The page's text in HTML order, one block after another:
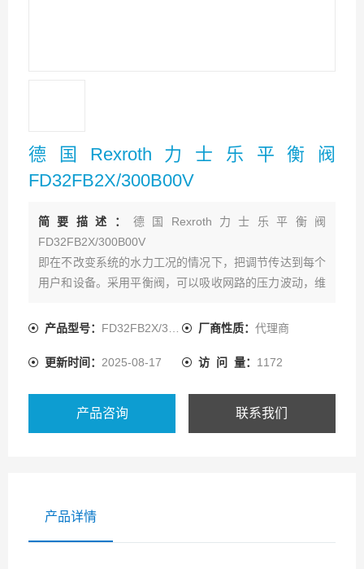
德国Rexroth力士乐平衡阀
FD32FB2X/300B00V
简要描述： 德国Rexroth力士乐平衡阀
FD32FB2X/300B00V
即在不改变系统的水力工况的情况下，把调节传达到每个
用户和设备。采用平衡阀，可以吸收网路的压力波动，维
产品型号： FD32FB2X/300B00V-077 厂商性质： 代理商
更新时间： 2025-08-17 访 问 量： 1172
产品咨询 联系我们
产品详情